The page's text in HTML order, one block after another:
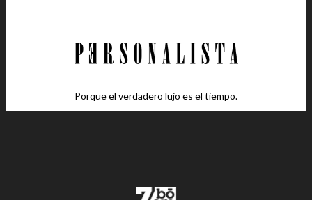
Porque el verdadero lujo es el tiempo.